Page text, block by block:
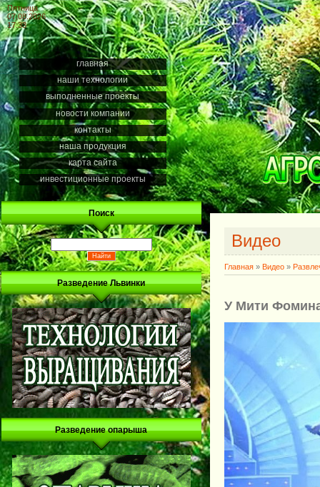
Пятница
07.08.2026
17:33
главная
наши технологии
выполненные проекты
новости компании
контакты
наша продукция
карта сайта
инвестиционные проекты
Поиск
Разведение Львинки
Разведение опарыша
Видео
Главная » Видео »
У Мити